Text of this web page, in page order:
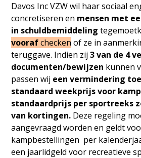
Davos Inc VZW wil haar sociaal
concretiseren en mensen met
in schuldbemiddeling
voorafchecken of ze in
teruggave. Indien zij3 van de 4
documenten/bewijzen kunnen
passen wij een vermindering
standaard weekprijs voor
standaardprijs per sportreeks
van kortingen. Deze regeling
aangevraagd worden en geldt
kampbestellingen per
een jaarlidgeld voor recreatieve